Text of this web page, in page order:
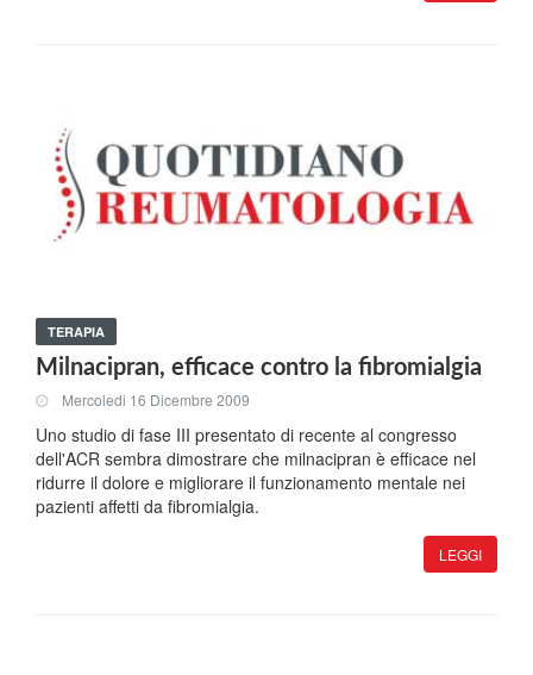
TERAPIA
Milnacipran, efficace contro la fibromialgia
Mercoledi 16 Dicembre 2009
Uno studio di fase III presentato di recente al congresso
dell'ACR sembra dimostrare che milnacipran è efficace nel
ridurre il dolore e migliorare il funzionamento mentale nei
pazienti affetti da fibromialgia.
LEGGI